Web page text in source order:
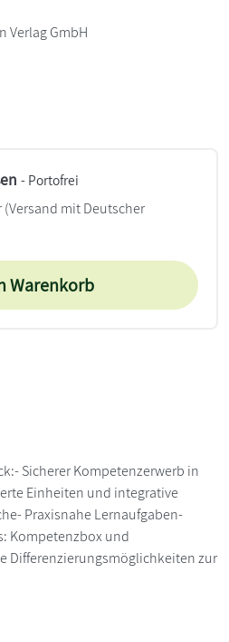
Verlag GmbH
- Portofrei
(Versand mit Deutscher
Warenkorb
Sicherer Kompetenzerwerb in
Einheiten und integrative
Praxisnahe Lernaufgaben-
Kompetenzbox und
Differenzierungsmöglichkeiten zur